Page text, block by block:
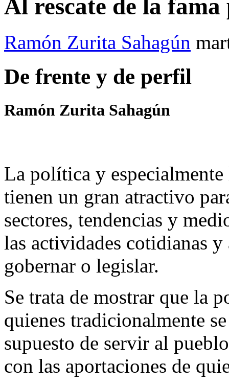
Al rescate de la
Ramón Zurita Sahagún
De frente y de perfil
Ramón Zurita Sahagún
La política y
tienen un gran atractivo
sectores, tendencias y
las actividades cotidianas y
gobernar o legislar.
Se trata de mostrar que la
quienes tradicionalmente
supuesto de servir al
con las aportaciones de